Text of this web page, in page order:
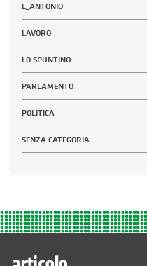
L_ANTONIO
LAVORO
LO SPUNTINO
PARLAMENTO
POLITICA
SENZA CATEGORIA